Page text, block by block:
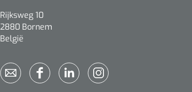
Rijksweg 10
2880 Bornem
België